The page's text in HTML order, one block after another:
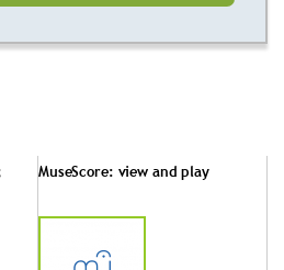
MuseScore: view and play